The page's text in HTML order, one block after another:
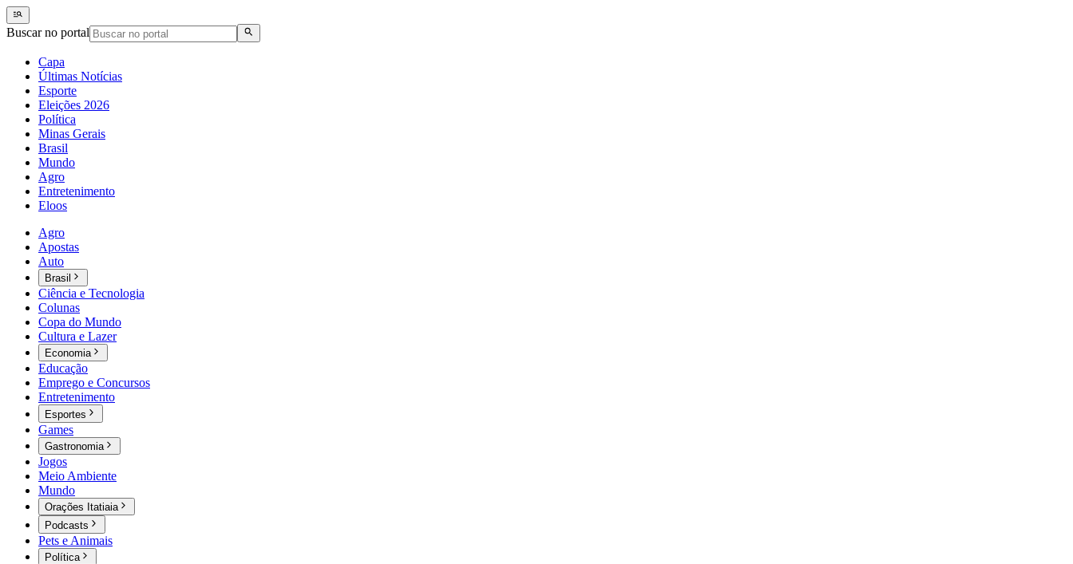
Buscar no portal
Capa
Últimas Notícias
Esporte
Eleições 2026
Política
Minas Gerais
Brasil
Mundo
Agro
Entretenimento
Eloos
Agro
Apostas
Auto
Brasil
Ciência e Tecnologia
Colunas
Copa do Mundo
Cultura e Lazer
Economia
Educação
Emprego e Concursos
Entretenimento
Esportes
Games
Gastronomia
Jogos
Meio Ambiente
Mundo
Orações Itatiaia
Podcasts
Pets e Animais
Política